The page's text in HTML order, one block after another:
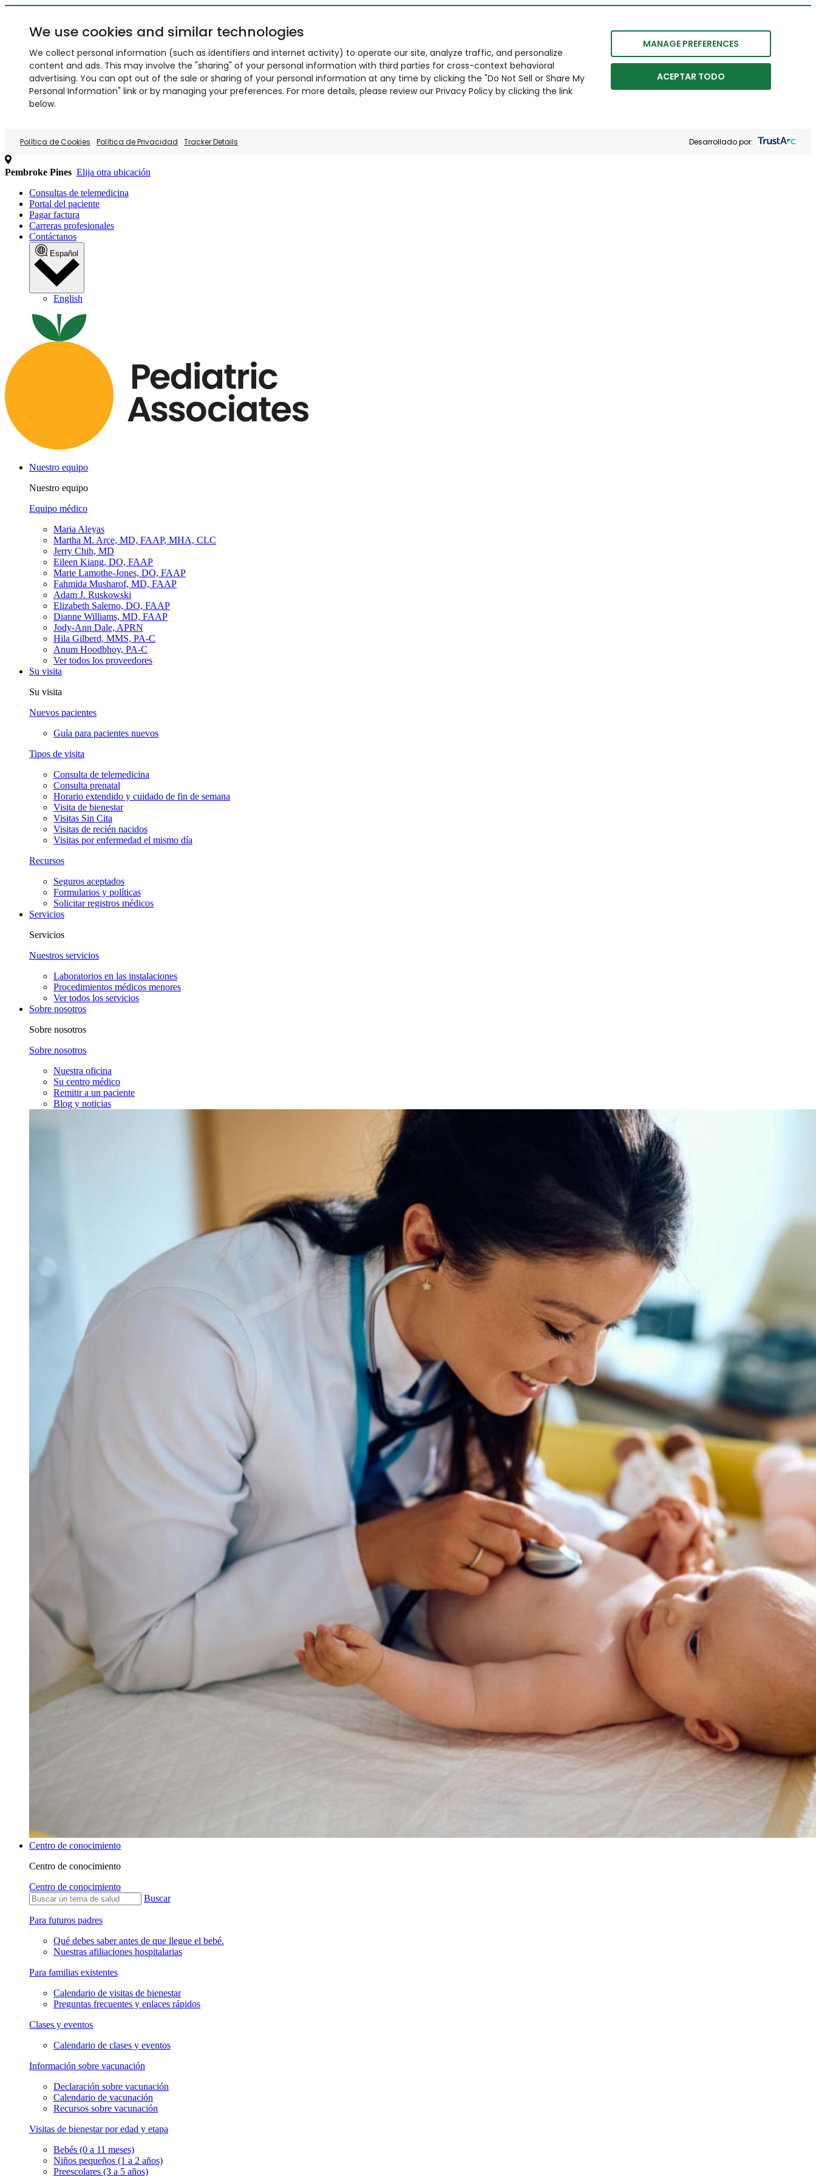
We use cookies and similar technologies
We collect personal information (such as identifiers and internet activity) to operate our site, analyze traffic, and personalize
content and ads. This may involve the "sharing" of your personal information with third parties for cross-context behavioral
advertising. You can opt out of the sale or sharing of your personal information at any time by clicking the "Do Not Sell or Share My
Personal Information" link or by managing your preferences. For more details, please review our Privacy Policy by clicking the link
below.
MANAGE PREFERENCES
ACEPTAR TODO
Política de Cookies Política de Privacidad Tracker Details Desarrollado por:
Pembroke Pines Elija otra ubicación
Consultas de telemedicina
Portal del paciente
Pagar factura
Carreras profesionales
Contáctanos
Español
English
Nuestro equipo
Nuestro equipo
Equipo médico
Maria Aleyas
Martha M. Arce, MD, FAAP, MHA, CLC
Jerry Chih, MD
Eileen Kiang, DO, FAAP
Marie Lamothe-Jones, DO, FAAP
Fahmida Musharof, MD, FAAP
Adam J. Ruskowski
Elizabeth Salerno, DO, FAAP
Dianne Williams, MD, FAAP
Jody-Ann Dale, APRN
Hila Gilberd, MMS, PA-C
Anum Hoodbhoy, PA-C
Ver todos los proveedores
Su visita
Su visita
Nuevos pacientes
Guía para pacientes nuevos
Tipos de visita
Consulta de telemedicina
Consulta prenatal
Horario extendido y cuidado de fin de semana
Visita de bienestar
Visitas Sin Cita
Visitas de recién nacidos
Visitas por enfermedad el mismo día
Recursos
Seguros aceptados
Formularios y políticas
Solicitar registros médicos
Servicios
Servicios
Nuestros servicios
Laboratorios en las instalaciones
Procedimientos médicos menores
Ver todos los servicios
Sobre nosotros
Sobre nosotros
Sobre nosotros
Nuestra oficina
Su centro médico
Remitir a un paciente
Blog y noticias
Centro de conocimiento
Centro de conocimiento
Centro de conocimiento
Buscar
Para futuros padres
Qué debes saber antes de que llegue el bebé.
Nuestras afiliaciones hospitalarias
Para familias existentes
Calendario de visitas de bienestar
Preguntas frecuentes y enlaces rápidos
Clases y eventos
Calendario de clases y eventos
Información sobre vacunación
Declaración sobre vacunación
Calendario de vacunación
Recursos sobre vacunación
Visitas de bienestar por edad y etapa
Bebés (0 a 11 meses)
Niños pequeños (1 a 2 años)
Preescolares (3 a 5 años)